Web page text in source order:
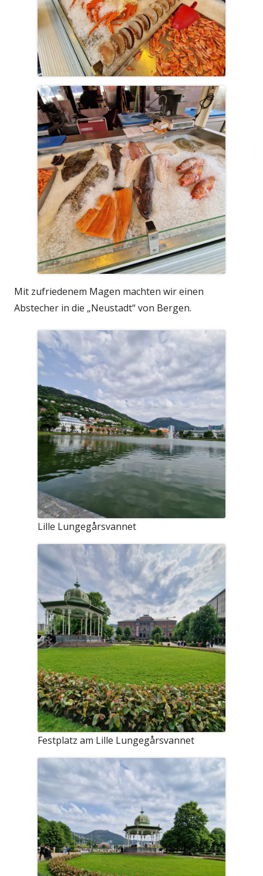
Mit zufriedenem Magen machten wir einen
Abstecher in die „Neustadt“ von Bergen.
Lille Lungegårsvannet
Festplatz am Lille Lungegårsvannet